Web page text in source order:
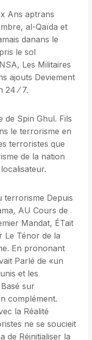
Ans aptrans
al-Qaïda et
danans le
le sol
Les Militaires
ajouts Deviement
⁄ 7.
de Spin Ghul. Fils
le terrorisme en
terroristes que
de la nation
terrorisme Depuis
AU Cours de
Mandat, ÉTait
Le Ténor de la
En prononant
Parlé de «un
et les
sur
complément.
la Réalité
ne se soucieit
de Réinitialiser la